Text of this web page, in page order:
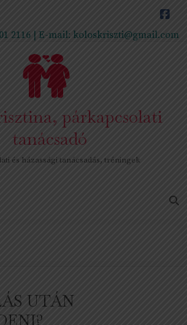
2116 | E-mail: koloskriszti@gmail.com
párkapcsolati
tanácsadó
és házassági tanácsadás, tréningek
UTÁN